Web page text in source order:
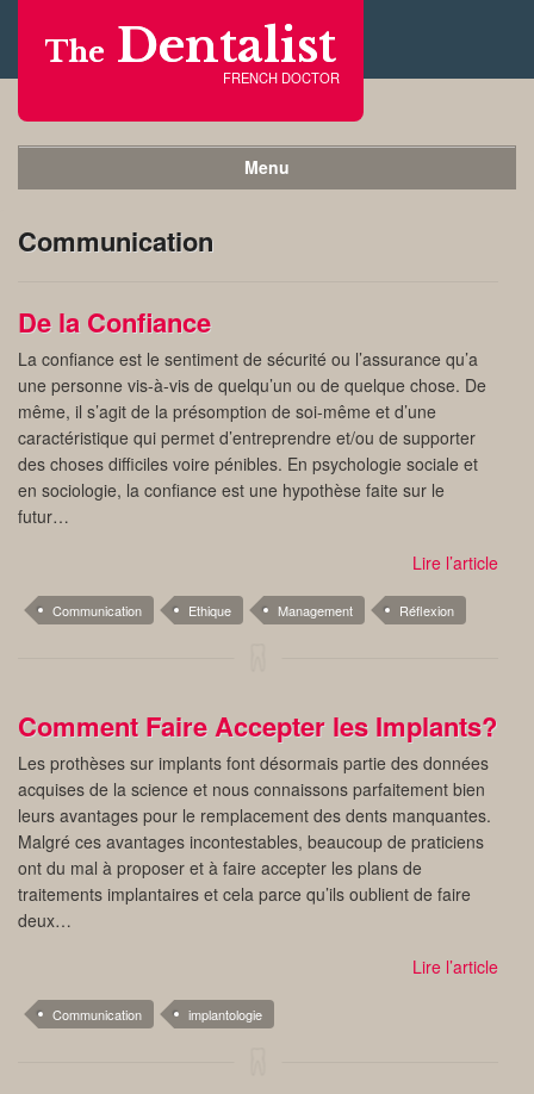
The Dentalist
FRENCH DOCTOR
Menu
Communication
De la Confiance
La confiance est le sentiment de sécurité ou l’assurance qu’a
une personne vis-à-vis de quelqu’un ou de quelque chose. De
même, il s’agit de la présomption de soi-même et d’une
caractéristique qui permet d’entreprendre et/ou de supporter
des choses difficiles voire pénibles. En psychologie sociale et
en sociologie, la confiance est une hypothèse faite sur le
futur…
Lire l’article
Communication Ethique Management Réflexion
Comment Faire Accepter les Implants?
Les prothèses sur implants font désormais partie des données
acquises de la science et nous connaissons parfaitement bien
leurs avantages pour le remplacement des dents manquantes.
Malgré ces avantages incontestables, beaucoup de praticiens
ont du mal à proposer et à faire accepter les plans de
traitements implantaires et cela parce qu’ils oublient de faire
deux…
Lire l’article
Communication implantologie